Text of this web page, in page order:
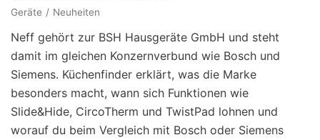
Geräte Neuheiten
Neff gehört zur BSH Hausgeräte GmbH und steht
damit im gleichen Konzernverbund wie Bosch und
Siemens. Küchenfinder erklärt, was die Marke
besonders macht, wann sich Funktionen wie
Slide&Hide, CircoTherm und TwistPad lohnen und
worauf du beim Vergleich mit Bosch oder Siemens